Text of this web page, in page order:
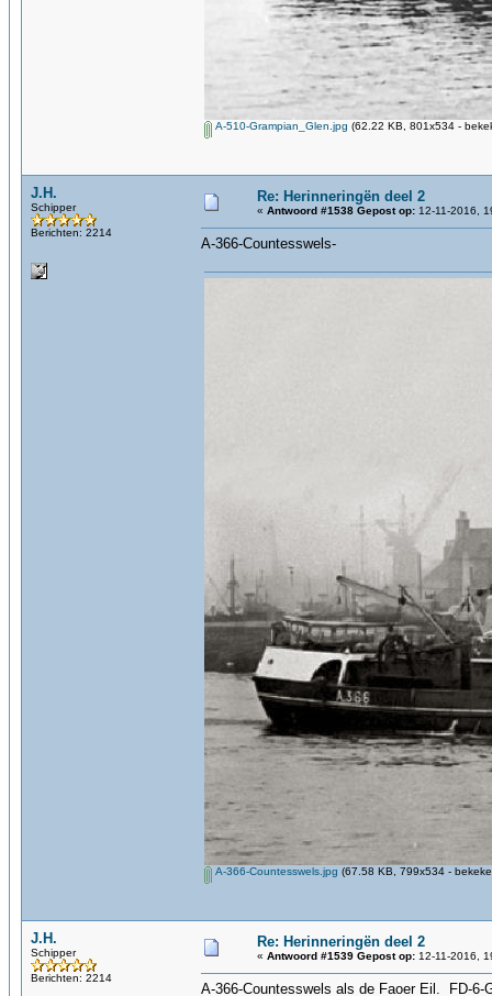
A-510-Grampian_Glen.jpg (62.22 KB, 801x534 -
J.H.
Schipper
Berichten: 2214
Re: Herinneringën deel 2
« Antwoord #1538 Gepost op: 12-11-2016,
A-366-Countesswels-
A-366-Countesswels.jpg (67.58 KB, 799x534 -
J.H.
Schipper
Berichten: 2214
Re: Herinneringën deel 2
« Antwoord #1539 Gepost op: 12-11-2016,
A-366-Countesswels als de Faoer Eil. FD-6-